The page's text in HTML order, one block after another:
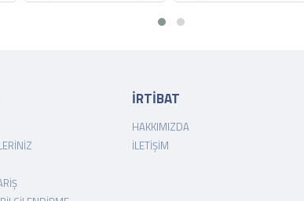
İRTİBAT
HAKKIMIZDA
İLETIŞIM